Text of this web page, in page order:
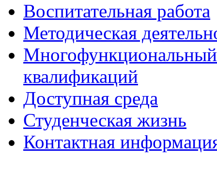
Воспитательная работа
Методическая
квалификаций
Доступная среда
Студенческая жизнь
Контактная